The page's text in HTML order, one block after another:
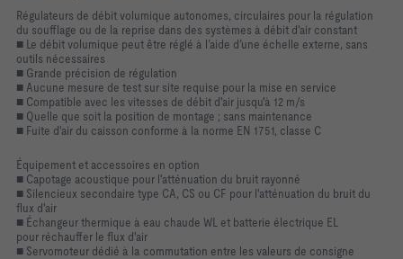
Régulateurs de débit volumique autonomes, circulaires pour la régulation
du soufflage ou de la reprise dans des systèmes à débit d'air constant
■ Le débit volumique peut être réglé à l’aide d’une échelle externe, sans
outils nécessaires
■ Grande précision de régulation
■ Aucune mesure de test sur site requise pour la mise en service
■ Compatible avec les vitesses de débit d'air jusqu'à 12 m/s
■ Quelle que soit la position de montage ; sans maintenance
■ Fuite d'air du caisson conforme à la norme EN 1751, classe C
Équipement et accessoires en option
■ Capotage acoustique pour l'atténuation du bruit rayonné
■ Silencieux secondaire type CA, CS ou CF pour l'atténuation du bruit du
flux d'air
■ Échangeur thermique à eau chaude WL et batterie électrique EL
pour réchauffer le flux d'air
■ Servomoteur dédié à la commutation entre les valeurs de consigne